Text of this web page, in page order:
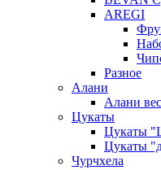
AREGI
Разное
Алани
Алани
Цукаты
Цукаты
Цукаты
Чурчхела